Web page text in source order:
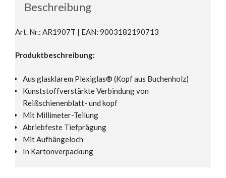
Beschreibung
Art. Nr.: AR1907T | EAN: 9003182190713
Produktbeschreibung:
Aus glasklarem Plexiglas® (Kopf aus Buchenholz)
Kunststoffverstärkte Verbindung von
Reißschienenblatt- und kopf
Mit Millimeter-Teilung
Abriebfeste Tiefprägung
Mit Aufhängeloch
In Kartonverpackung